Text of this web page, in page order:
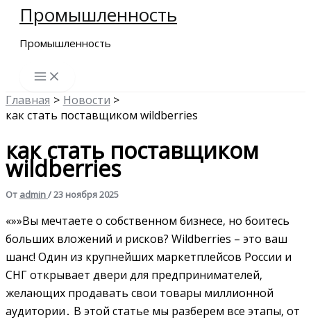
Перейти
содержимому
Промышленность
Промышленность
Главная
Новости
как стать поставщиком wildberries
как стать поставщиком
wildberries
От admin/23 ноября 2025
«»»Вы мечтаете о собственном бизнесе‚ но боитесь
больших вложений и рисков? Wildberries – это ваш
шанс! Один из крупнейших маркетплейсов России и
СНГ открывает двери для предпринимателей‚
желающих продавать свои товары миллионной
аудитории․ В этой статье мы разберем все этапы‚ от